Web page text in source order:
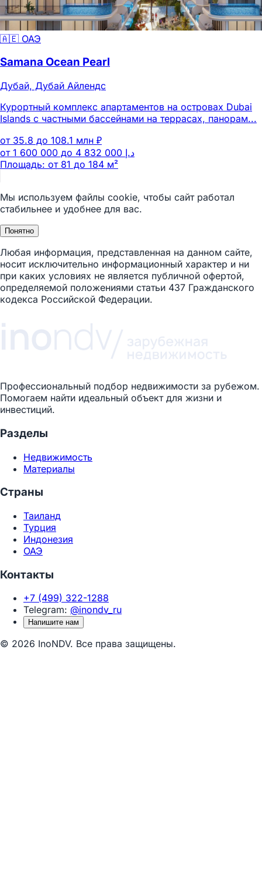
🇦🇪 ОАЭ
Samana Ocean Pearl
Дубай, Дубай Айлендс
Курортный комплекс апартаментов на островах Dubai
Islands с частными бассейнами на террасах, панорам...
от 35.8 до 108.1 млн ₽
Площадь: от 81 до 184 м²
Мы используем файлы cookie, чтобы сайт работал
стабильнее и удобнее для вас.
Понятно
Любая информация, представленная на данном сайте,
носит исключительно информационный характер и ни
при каких условиях не является публичной офертой,
определяемой положениями статьи 437 Гражданского
кодекса Российской Федерации.
Профессиональный подбор недвижимости за рубежом.
Помогаем найти идеальный объект для жизни и
инвестиций.
Разделы
Недвижимость
Материалы
Страны
Таиланд
Турция
Индонезия
ОАЭ
Контакты
+7 (499) 322-1288
Telegram: @inondv_ru
Напишите нам
© 2026 InoNDV. Все права защищены.